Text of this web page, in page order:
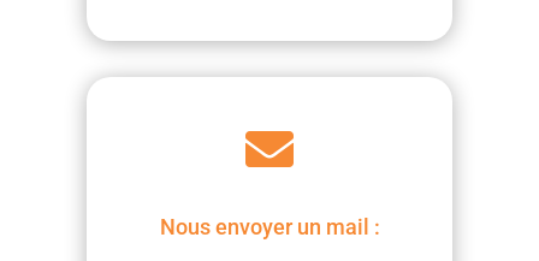

Nous envoyer un mail :